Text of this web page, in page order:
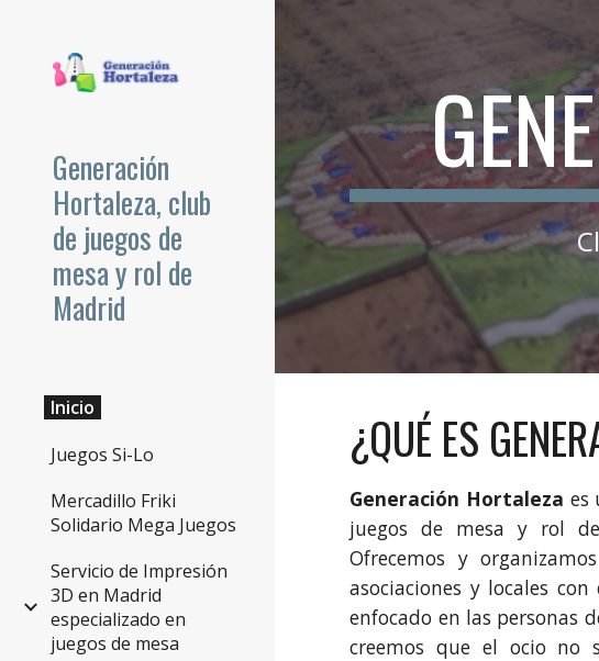
Generación
Hortaleza, club
de juegos de
mesa y rol de
Madrid
Inicio
Juegos Si-Lo
Mercadillo Friki
Solidario Mega Juegos
Servicio de Impresión
3D en Madrid
especializado en
juegos de mesa
¿QUÉ ES
Generación Hortaleza es
juegos de mesa y rol
Ofrecemos y
asociaciones y locales
enfocado en las personas
creemos que el ocio no